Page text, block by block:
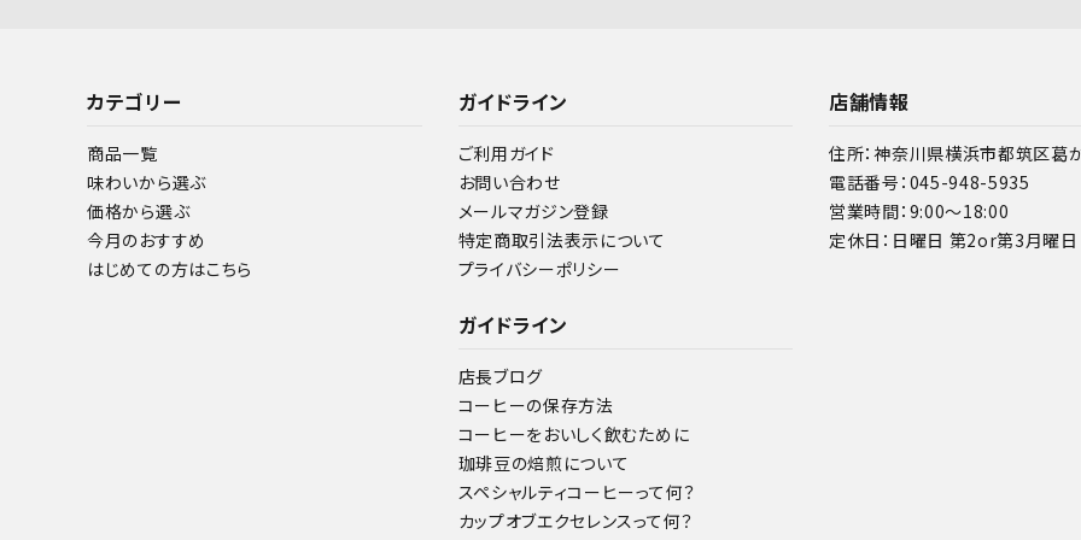
カテゴリー
商品一覧
味わいから選ぶ
価格から選ぶ
今月のおすすめ
はじめての方はこちら
ガイドライン
ご利用ガイド
お問い合わせ
メールマガジン登録
特定商取引法表示について
プライバシーポリシー
ガイドライン
店長ブログ
コーヒーの保存方法
コーヒーをおいしく飲むために
珈琲豆の焙煎について
スペシャルティコーヒーって何？
カップオブエクセレンスって何？
店舗情報
住所：神奈川県横浜市都筑区葛
電話番号：045-948-5935
営業時間：9:00～18:00
定休日：日曜日 第2or第3月曜日